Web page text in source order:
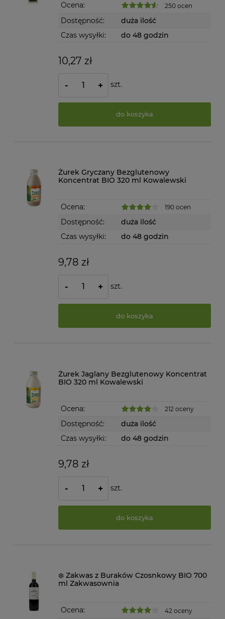
Ocena: 250 ocen
Dostępność:
duża ilość
Czas wysyłki:
do 48 godzin
10,27 zł
- + szt.
do koszyka
Żurek Gryczany Bezglutenowy
Koncentrat BIO 320 ml Kowalewski
Ocena: 190 ocen
Dostępność:
duża ilość
Czas wysyłki:
do 48 godzin
9,78 zł
- + szt.
do koszyka
Żurek Jaglany Bezglutenowy Koncentrat
BIO 320 ml Kowalewski
Ocena: 212 oceny
Dostępność:
duża ilość
Czas wysyłki:
do 48 godzin
9,78 zł
- + szt.
do koszyka
❄️ Zakwas z Buraków Czosnkowy BIO 700
ml Zakwasownia
Ocena: 42 oceny